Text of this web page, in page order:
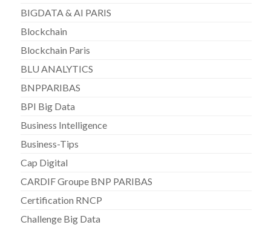
BIGDATA & AI PARIS
Blockchain
Blockchain Paris
BLU ANALYTICS
BNPPARIBAS
BPI Big Data
Business Intelligence
Business-Tips
Cap Digital
CARDIF Groupe BNP PARIBAS
Certification RNCP
Challenge Big Data